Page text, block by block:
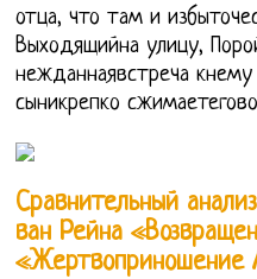
отца, что там и
Выходящийна улицу,
нежданнаявстреча
сыникрепко
Сравнительный
ван Рейна
«Жертвоприношение